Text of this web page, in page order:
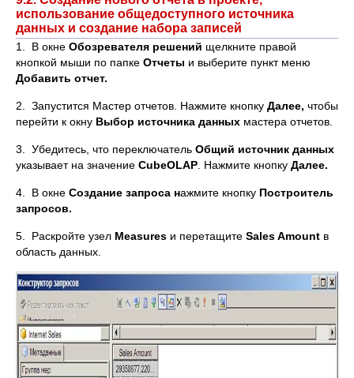
использование общедоступного источника
данных и создание набора записей
1. В окне Обозревателя решений щелкните правой
кнопкой мыши по папке Отчеты и выберите пункт меню
Добавить отчет.
2. Запустится Мастер отчетов. Нажмите кнопку Далее, чтобы
перейти к окну Выбор источника данных мастера отчетов.
3. Убедитесь, что переключатель Общий источник данных
указывает на значение CubeOLAP . Нажмите кнопку Далее.
4. В окне Создание запроса нажмите кнопку Построитель
запросов.
5. Раскройте узел Measures и перетащите Sales Amount в
область данных.